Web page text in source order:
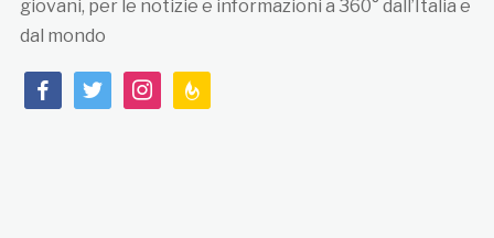
giovani, per le notizie e informazioni a 360° dall’Italia e
dal mondo
facebooktwitterinstagramfeedburner